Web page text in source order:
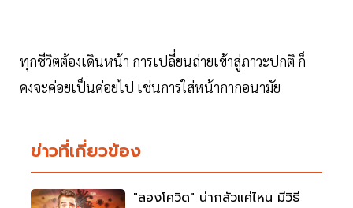
ทุกชีวิตต้องเดินหน้า การเปลี่ยนถ่ายเข้าสู่ภาวะปกติ ก็
คงจะค่อยเป็นค่อยไป เช่นการใส่หน้ากากอนามัย
ข่าวที่เกี่ยวข้อง
"ลองโควิด" น่ากลัวแค่ไหน มีวิธี